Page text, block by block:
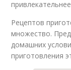
Рецептов
множество.
домашних
приготовления